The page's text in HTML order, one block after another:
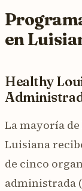
en
Healthy
La mayoría
Luisiana
de cinco
administrada